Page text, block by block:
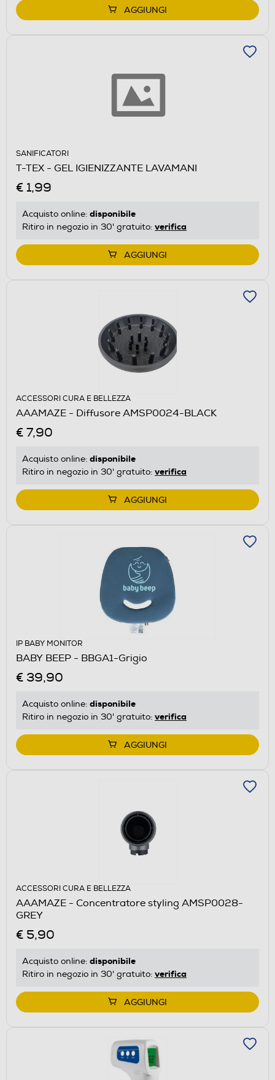
AGGIUNGI
SANIFICATORI
T-TEX - GEL IGIENIZZANTE LAVAMANI
€ 1,99
Acquisto online: disponibile
Ritiro in negozio in 30' gratuito: verifica
AGGIUNGI
ACCESSORI CURA E BELLEZZA
AAAMAZE - Diffusore AMSP0024-BLACK
€ 7,90
Acquisto online: disponibile
Ritiro in negozio in 30' gratuito: verifica
AGGIUNGI
IP BABY MONITOR
BABY BEEP - BBGA1-Grigio
€ 39,90
Acquisto online: disponibile
Ritiro in negozio in 30' gratuito: verifica
AGGIUNGI
ACCESSORI CURA E BELLEZZA
AAAMAZE - Concentratore styling AMSP0028-
GREY
€ 5,90
Acquisto online: disponibile
Ritiro in negozio in 30' gratuito: verifica
AGGIUNGI